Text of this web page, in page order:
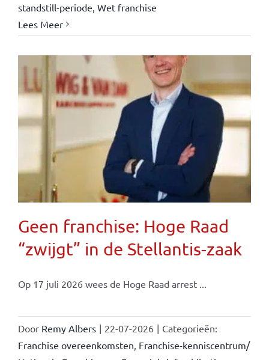
standstill-periode Wet franchise
Lees Meer
Geen franchise: Hoge Raad
“zwijgt” in de Stellantis-zaak
Op 17 juli 2026 wees de Hoge Raad arrest ...
Door Remy Albers | 22-07-2026 | Categorieën:
Franchise overeenkomsten Franchise-kenniscentrum/